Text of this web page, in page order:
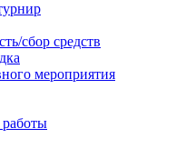
сбор средств
мероприятия